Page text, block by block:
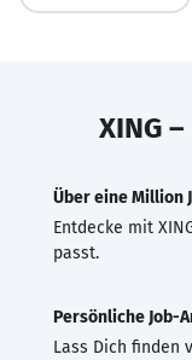
XING
Über eine Million
Entdecke mit
passt.
Persönliche Job-
Lass Dich finden